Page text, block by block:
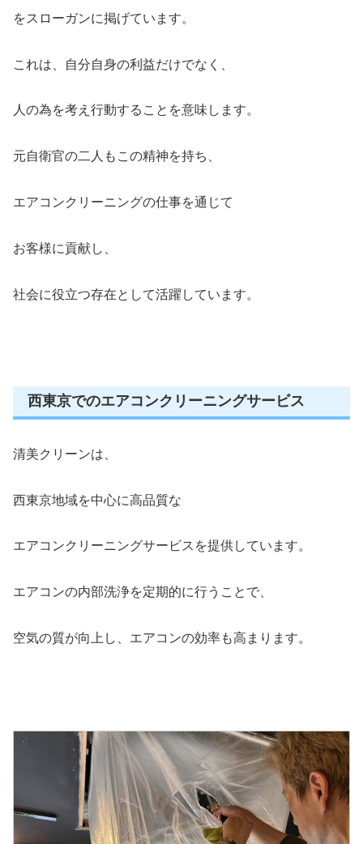
をスローガンに掲げています。
これは、自分自身の利益だけでなく、
人の為を考え行動することを意味します。
元自衛官の二人もこの精神を持ち、
エアコンクリーニングの仕事を通じて
お客様に貢献し、
社会に役立つ存在として活躍しています。
西東京でのエアコンクリーニングサービス
清美クリーンは、
西東京地域を中心に高品質な
エアコンクリーニングサービスを提供しています。
エアコンの内部洗浄を定期的に行うことで、
空気の質が向上し、エアコンの効率も高まります。